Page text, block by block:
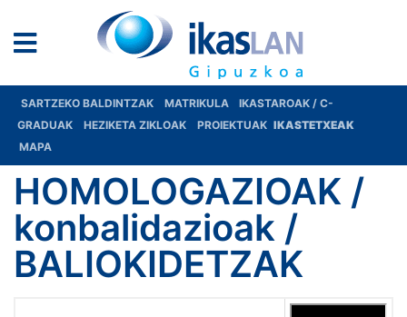
SARTZEKO BALDINTZAK MATRIKULA
IKASTAROAK / C-
GRADUAK
HEZIKETA ZIKLOAK PROIEKTUAK IKASTETXEAK
MAPA
HOMOLOGAZIOAK /
konbalidazioak /
BALIOKIDETZAK